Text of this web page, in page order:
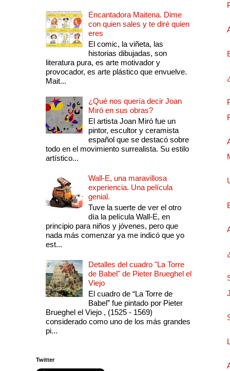
Encantadora Maitena. Dime
con quien sales y te diré quien
eres
El comic, la viñeta, las
historias dibujadas, son
literatura pura, es arte motivador y
provocador, es arte plástico que envuelve.
Mait...
¿Qué nos quería decir Joan
Miró en sus obras?
El artista Joan Miró fue un
pintor, escultor y ceramista
español que se destacó sobre
todo en el movimiento surrealista. Su estilo
artístico...
Wall-E, una maravillosa
experiencia. Una película
genial.
Tuve la suerte de ver el otro
día la película Wall-E, en
principio para niños y jóvenes, pero que
nada más comenzar ya me indicó que yo
est...
Detalles del cuadro "La Torre
de Babel" de Pieter Brueghel el
Viejo
El cuadro de “La Torre de
Babel” fue pintado por Pieter
Brueghel el Viejo , (1525 - 1569)
considerado como uno de los más grandes
pi...
Twitter